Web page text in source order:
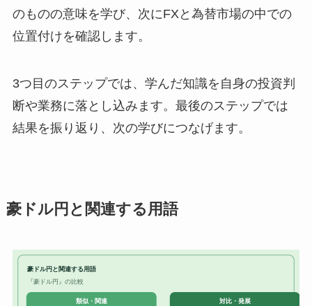
のものの意味を学び、次にFXと為替市場の中での
位置付けを確認します。
3つ目のステップでは、学んだ知識を自身の投資判
断や業務に落とし込みます。最後のステップでは
結果を振り返り、次の学びにつなげます。
豪ドル円と関連する用語
豪ドル円と関連する用語
『豪ドル円』の比較
類似・関連 対比・発展